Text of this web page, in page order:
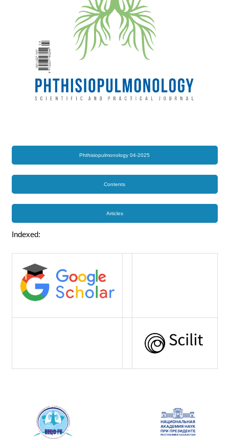
Phthisiopulmonology 04-2025
Contents
Articles
Indexed: